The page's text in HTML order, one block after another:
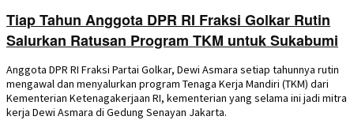
Tiap Tahun Anggota DPR RI Fraksi Golkar Rutin
Salurkan Ratusan Program TKM untuk Sukabumi
Anggota DPR RI Fraksi Partai Golkar, Dewi Asmara setiap tahunnya rutin
mengawal dan menyalurkan program Tenaga Kerja Mandiri (TKM) dari
Kementerian Ketenagakerjaan RI, kementerian yang selama ini jadi mitra
kerja Dewi Asmara di Gedung Senayan Jakarta.